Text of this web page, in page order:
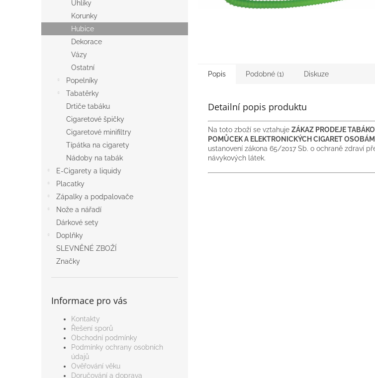
Uhlíky
Korunky
Hubice
Dekorace
Vázy
Ostatní
Popelníky
Tabatěrky
Drtiče tabáku
Cigaretové špičky
Cigaretové minifiltry
Típátka na cigarety
Nádoby na tabák
E-Cigarety a liquidy
Placatky
Zápalky a podpalovače
Nože a nářadí
Dárkové sety
Doplňky
SLEVNĚNÉ ZBOŽÍ
Značky
Informace pro vás
Kontakty
Řešení sporů
Obchodní podmínky
Podmínky ochrany osobních
údajů
Ověřování věku
Doručování a doprava
Popis Podobné (1) Diskuze
Detailní popis produktu
Na toto zboží se vztahuje ZÁKAZ PRODEJE
POMŮCEK A ELEKTRONICKÝCH CIGARET
ustanovení zákona 65/2017 Sb. o ochraně zdraví
návykových látek.